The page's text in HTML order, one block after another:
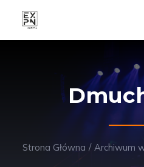
Strona Główna Archiwum